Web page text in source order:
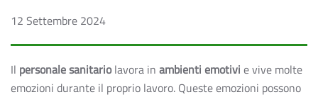
12 Settembre 2024
Il personale sanitariolavora in ambienti emotivi e vive molte
emozioni durante il proprio lavoro. Queste emozioni possono